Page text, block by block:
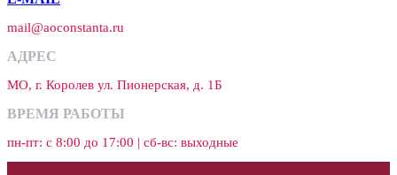
mail@aoconstanta.ru
АДРЕС
МО, г. Королев ул. Пионерская, д. 1Б
ВРЕМЯ РАБОТЫ
пн-пт: с 8:00 до 17:00 | сб-вс: выходные